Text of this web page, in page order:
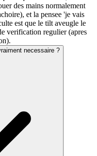
des mains normalement
et la pensee 'je vais
est que le tilt aveugle le
verification regulier (apres
necessaire ?